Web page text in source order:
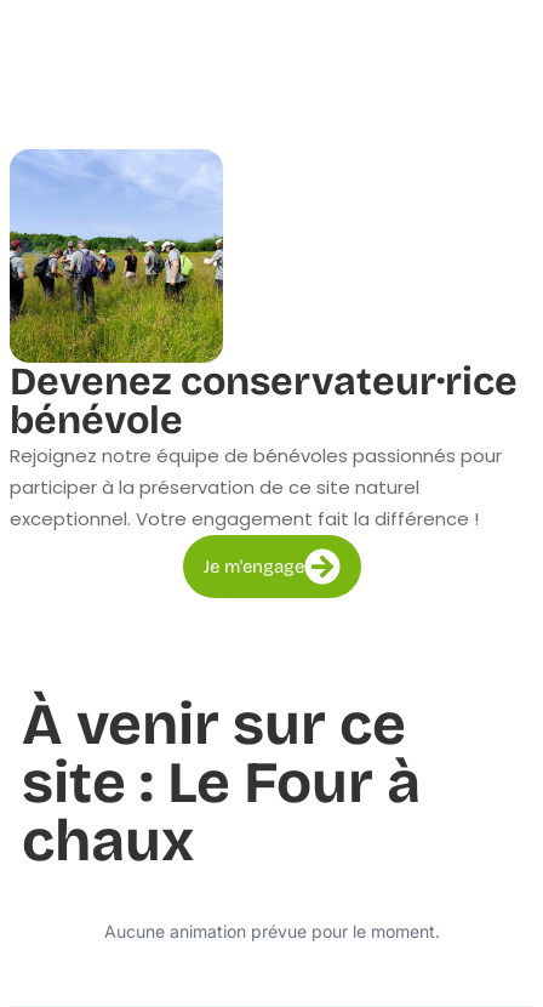
Devenez conservateur·rice
bénévole
Rejoignez notre équipe de bénévoles passionnés pour
participer à la préservation de ce site naturel
exceptionnel. Votre engagement fait la différence !
Je m'engage
À venir sur ce
site : Le Four à
chaux
Aucune animation prévue pour le moment.